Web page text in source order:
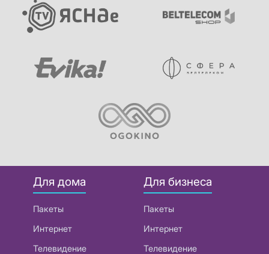
Для дома
Пакеты
Интернет
Телевидение
Для бизнеса
Пакеты
Интернет
Телевидение